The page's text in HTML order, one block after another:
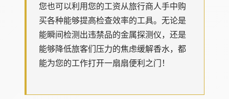
您也可以利用您的工资从旅行商人手中购
买各种能够提高检查效率的工具。无论是
能瞬间检测出违禁品的金属探测仪，还是
能够降低旅客们压力的焦虑缓解香水，都
能为您的工作打开一扇扇便利之门！